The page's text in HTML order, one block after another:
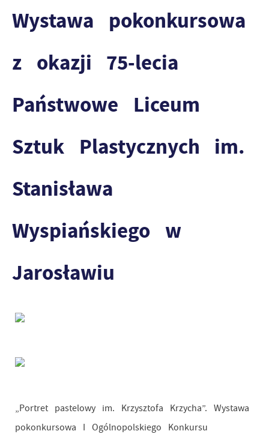
Wystawa pokonkursowa
z okazji 75-lecia
Państwowe Liceum
Sztuk Plastycznych im.
Stanisława
Wyspiańskiego w
Jarosławiu
„Portret pastelowy im. Krzysztofa Krzycha”. Wystawa
pokonkursowa I Ogólnopolskiego Konkursu